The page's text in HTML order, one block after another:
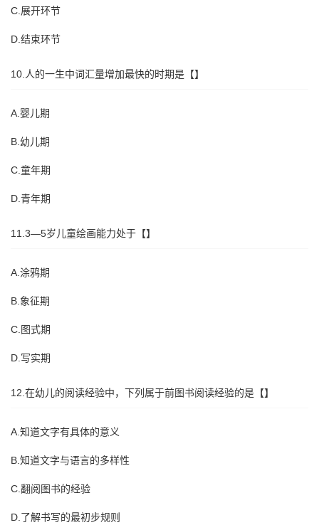
C.展开环节
D.结束环节
10.人的一生中词汇量增加最快的时期是【】
A.婴儿期
B.幼儿期
C.童年期
D.青年期
11.3—5岁儿童绘画能力处于【】
A.涂鸦期
B.象征期
C.图式期
D.写实期
12.在幼儿的阅读经验中，下列属于前图书阅读经验的是【】
A.知道文字有具体的意义
B.知道文字与语言的多样性
C.翻阅图书的经验
D.了解书写的最初步规则